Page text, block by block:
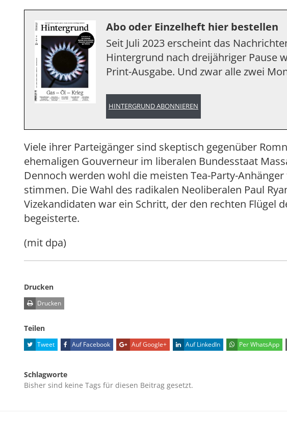
Abo oder Einzelheft hier bestellen
Seit Juli 2023 erscheint das
Hintergrund nach dreijähriger Pause
Print-Ausgabe. Und zwar alle zwei
HINTERGRUND ABONNIEREN
Viele ihrer Parteigänger sind skeptisch gegenüber
ehemaligen Gouverneur im liberalen Bundesstaat
Dennoch werden wohl die meisten Tea-Party-
stimmen. Die Wahl des radikalen Neoliberalen Paul
Vizekandidaten war ein Schritt, der den rechten Flügel
begeisterte.
(mit dpa)
Drucken
Drucken
Teilen
Tweet Auf Facebook Auf Google+ Auf LinkedIn Per WhatsApp
Schlagworte
Bisher sind keine Tags für diesen Beitrag gesetzt.